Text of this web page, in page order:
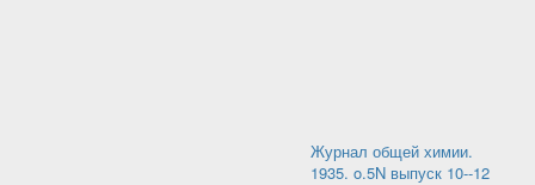
Журнал общей химии.
1935. o.5N выпуск 10--12